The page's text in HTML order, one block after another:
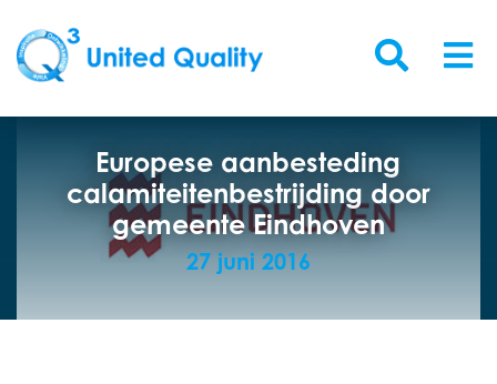
Europese aanbesteding
calamiteitenbestrijding door
gemeente Eindhoven
27 juni 2016